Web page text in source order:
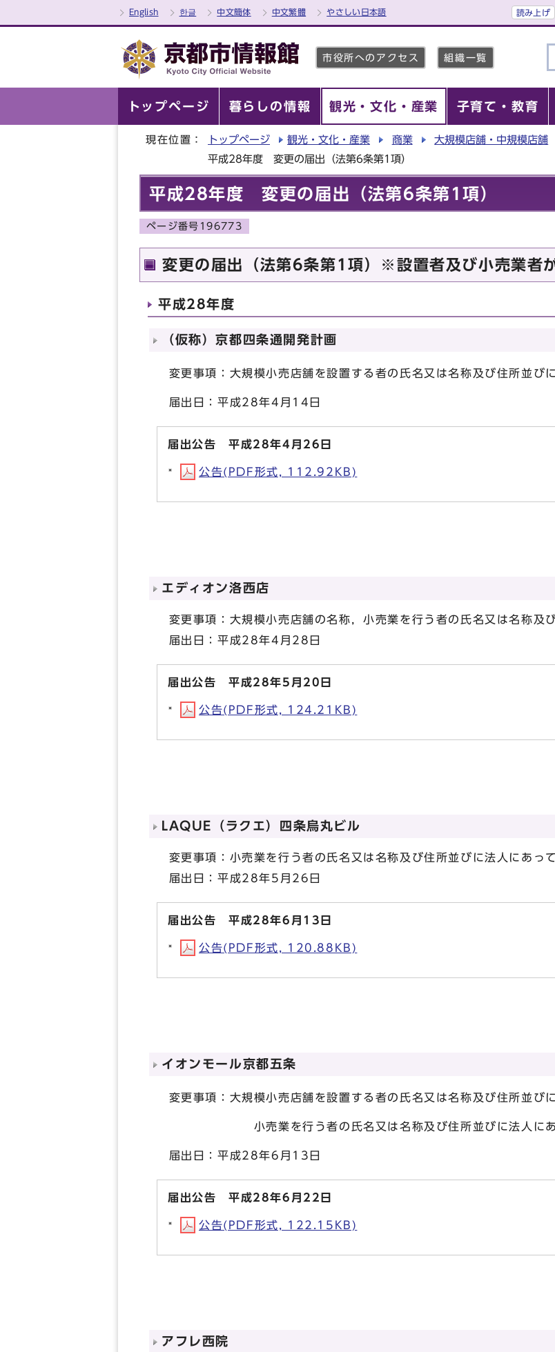
English 한글 中文簡体 中文繁體 やさしい日本語 読み上げ
市役所へのアクセス 組織一覧
トップページ 暮らしの情報 観光・文化・産業 子育て・教育
現在位置： トップページ 観光・文化・産業 商業 大規模店舗・中規模店舗
平成28年度 変更の届出（法第6条第1項）
平成28年度 変更の届出（法第6条第1項）
ページ番号196773
変更の届出（法第6条第1項）※設置者及び小売業者
平成28年度
（仮称）京都四条通開発計画
変更事項：大規模小売店舗を設置する者の氏名又は名称及び住所並び
届出日：平成28年4月14日
届出公告 平成28年4月26日
公告(PDF形式, 112.92KB)
エディオン洛西店
変更事項：大規模小売店舗の名称，小売業を行う者の氏名又は名称及
届出日：平成28年4月28日
届出公告 平成28年5月20日
公告(PDF形式, 124.21KB)
LAQUE（ラクエ）四条烏丸ビル
変更事項：小売業を行う者の氏名又は名称及び住所並びに法人にあっ
届出日：平成28年5月26日
届出公告 平成28年6月13日
公告(PDF形式, 120.88KB)
イオンモール京都五条
変更事項：大規模小売店舗を設置する者の氏名又は名称及び住所並び
小売業を行う者の氏名又は名称及び住所並びに法人にあっ
届出日：平成28年6月13日
届出公告 平成28年6月22日
公告(PDF形式, 122.15KB)
アフレ西院